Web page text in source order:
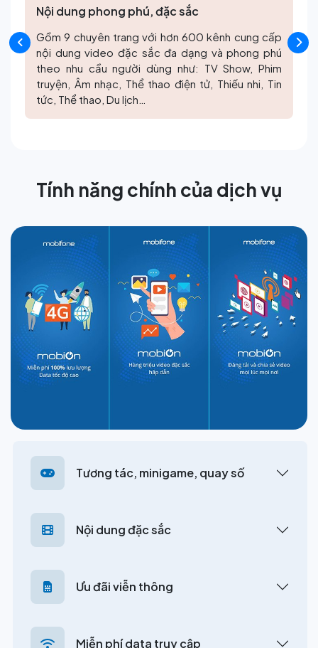
Nội dung phong phú, đặc sắc
Gồm 9 chuyên trang với hơn 600 kênh cung cấp
nội dung video đặc sắc đa dạng và phong phú
theo nhu cầu người dùng như: TV Show, Phim
truyện, Âm nhạc, Thể thao điện tử, Thiếu nhi, Tin
tức, Thể thao, Du lịch…
Tính năng chính của dịch vụ
Tương tác, minigame, quay số
Nội dung đặc sắc
Ưu đãi viễn thông
Miễn phí data truy cập